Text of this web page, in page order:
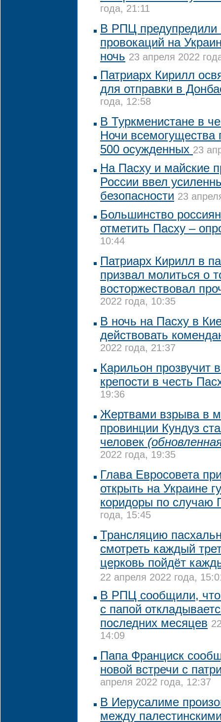
года, 21:11
В РПЦ предупредили
провокаций на
ночь 23 апреля 2022
Патриарх Кирилл
для отправки в
года, 12:58
В Туркменистане в
Ночи
500 осужденных 23
На Пасху и майские
России ввел
безопасности 23
Большинство
отметить Пасху –
10:44
Патриарх Кирилл в
призвал молиться о
восторжествовал
2022 года, 10:35
В ночь на Пасху в
действовать
2022 года, 21:37
Карильон прозвучит
крепости в честь
19:36
Жертвами взрыва в
провинции Кундуз
человек
2022 года, 19:35
Глава Евросовета
открыть на Украине
коридоры по случаю
года, 15:45
Трансляцию
смотреть каждый
церковь пойдёт
22 апреля 2022 года,
В РПЦ сообщили, что
с папой
последних месяцев
14:09
Папа Франциск
новой встречи с
апреля 2022 года, 12:37
В Иерусалиме
между